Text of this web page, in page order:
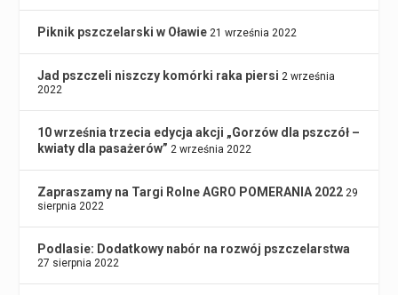
Piknik pszczelarski w Oławie 21 września 2022
Jad pszczeli niszczy komórki raka piersi 2 września
2022
10 września trzecia edycja akcji „Gorzów dla pszczół –
kwiaty dla pasażerów” 2 września 2022
Zapraszamy na Targi Rolne AGRO POMERANIA 2022 29
sierpnia 2022
Podlasie: Dodatkowy nabór na rozwój pszczelarstwa
27 sierpnia 2022